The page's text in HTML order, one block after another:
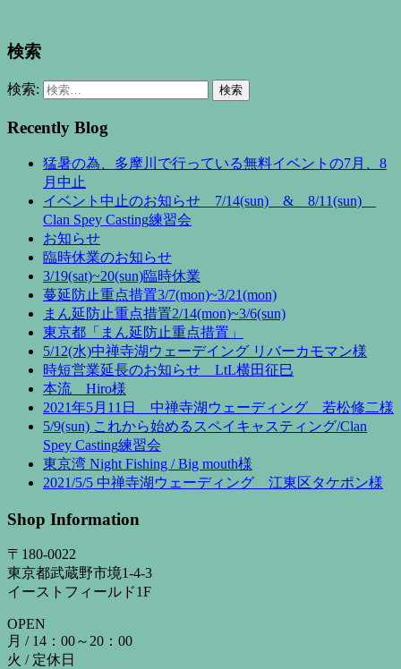
検索
検索:
Recently Blog
猛暑の為、多摩川で行っている無料イベントの7月、8
月中止
イベント中止のお知らせ 7/14(sun) & 8/11(sun)
Clan Spey Casting練習会
お知らせ
臨時休業のお知らせ
3/19(sat)~20(sun)臨時休業
蔓延防止重点措置3/7(mon)~3/21(mon)
まん延防止重点措置2/14(mon)~3/6(sun)
東京都「まん延防止重点措置」
5/12(水)中禅寺湖ウェーデイング リバーカモマン様
時短営業延長のお知らせ LtL横田征巳
本流 Hiro様
2021年5月11日 中禅寺湖ウェーディング 若松修二様
5/9(sun) これから始めるスペイキャスティング/Clan
Spey Casting練習会
東京湾 Night Fishing / Big mouth様
2021/5/5 中禅寺湖ウェーディング 江東区タケポン様
Shop Information
〒180-0022
東京都武蔵野市境1-4-3
イーストフィールド1F
OPEN
月 / 14：00～20：00
火 / 定休日